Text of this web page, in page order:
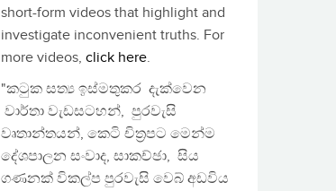
short-form videos that highlight and
investigate inconvenient truths. For
more videos, click here.
"කටුක සත්‍ය ඉස්මතුකර දැක්වෙන
වාර්තා වැඩසටහන්, පුරවැසි
වෘතාන්තයන්, කෙටි චිත්‍රපට මෙන්ම
දේශපාලන සංවාද, සාකච්ඡා, සිය
ගණනක් විකල්ප පුරවැසි වෙබ් අඩවිය